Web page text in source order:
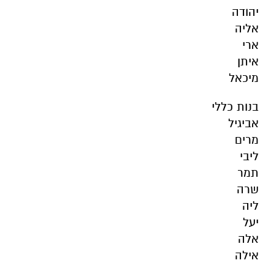
יהודה
אליה
ארי
איתן
מיכאל
בנות כללי
אביגיל
מרים
ליבי
תמר
שרה
ליה
יעל
אלה
אילה